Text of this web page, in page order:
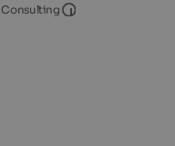
Consulting
Internet